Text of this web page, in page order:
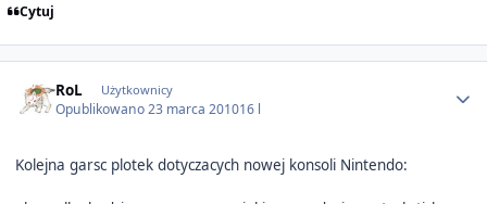
Cytuj
RoL Użytkownicy
Opublikowano23 marca 201016 l
Kolejna garsc plotek dotyczacych nowej konsoli Nintendo: